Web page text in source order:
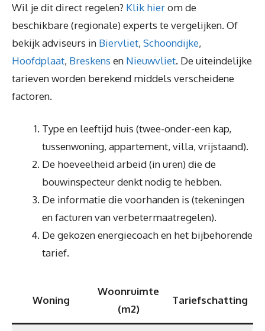
Wil je dit direct regelen? Klik hierom de
beschikbare (regionale) experts te vergelijken. Of
bekijk adviseurs in Biervliet, Schoondijke,
Hoofdplaat, Breskens en Nieuwvliet. De uiteindelijke
tarieven worden berekend middels verscheidene
factoren.
Type en leeftijd huis (twee-onder-een kap,
tussenwoning, appartement, villa, vrijstaand).
De hoeveelheid arbeid (in uren) die de
bouwinspecteur denkt nodig te hebben.
De informatie die voorhanden is (tekeningen
en facturen van verbetermaatregelen).
De gekozen energiecoach en het bijbehorende
tarief.
Woning
Woonruimte
(m2)
Tariefschatting